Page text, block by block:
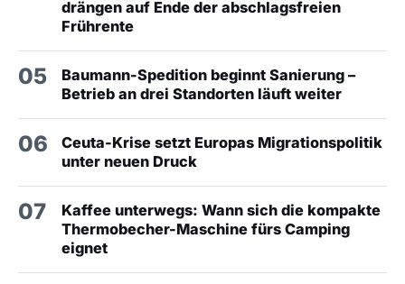
drängen auf Ende der abschlagsfreien
Frührente
05
Baumann-Spedition beginnt Sanierung –
Betrieb an drei Standorten läuft weiter
06
Ceuta-Krise setzt Europas Migrationspolitik
unter neuen Druck
07
Kaffee unterwegs: Wann sich die kompakte
Thermobecher-Maschine fürs Camping
eignet